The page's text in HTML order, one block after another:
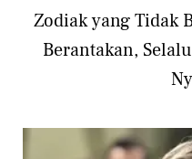
Zodiak yang Tidak
Berantakan,